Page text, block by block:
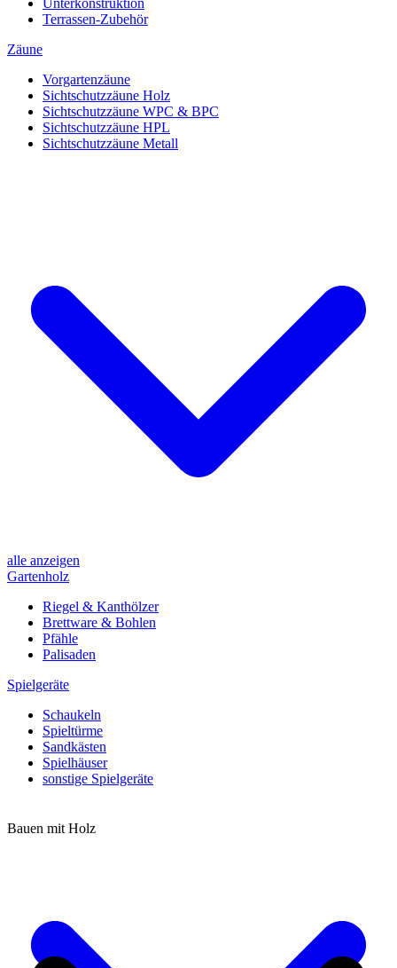
Unterkonstruktion
Terrassen-Zubehör
Zäune
Vorgartenzäune
Sichtschutzzäune Holz
Sichtschutzzäune WPC & BPC
Sichtschutzzäune HPL
Sichtschutzzäune Metall
alle anzeigen
Gartenholz
Riegel & Kanthölzer
Brettware & Bohlen
Pfähle
Palisaden
Spielgeräte
Schaukeln
Spieltürme
Sandkästen
Spielhäuser
sonstige Spielgeräte
Bauen mit Holz